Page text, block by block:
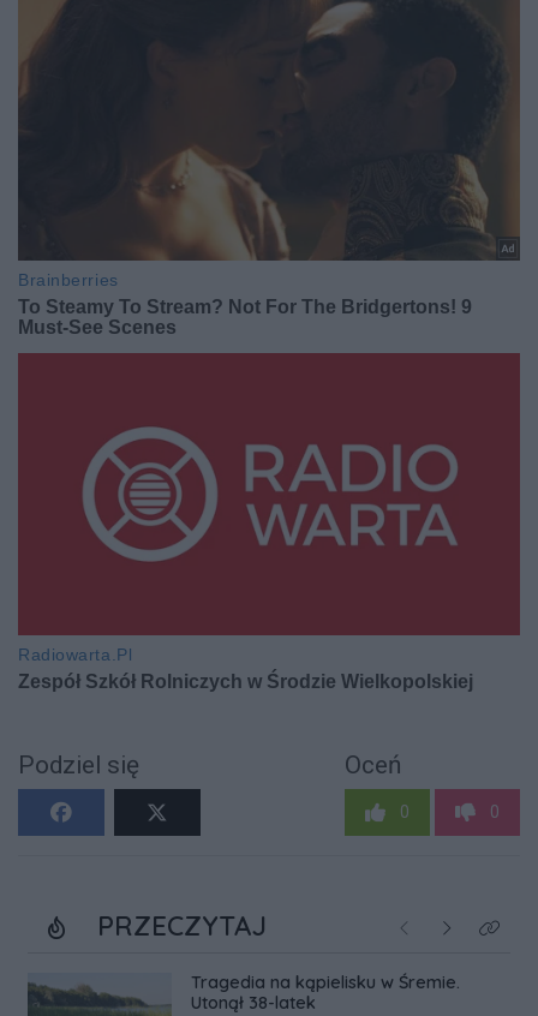
Podziel się Oceń
0 0
PRZECZYTAJ Poprzednie
NastępneKliknij
Tragedia na kąpielisku w Śremie.
Utonął 38-latek